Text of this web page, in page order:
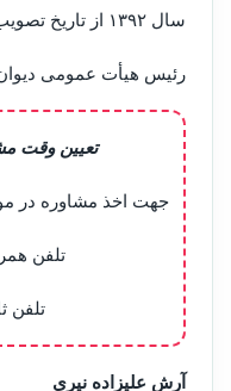
سال ۱۳۹۲ از تاریخ تصویب صادر می‌شود.
رئیس هیأت عمومی
تعیین وقت
جهت اخذ مشاوره در
تلفن
تلفن
آرش علیزاده نیری